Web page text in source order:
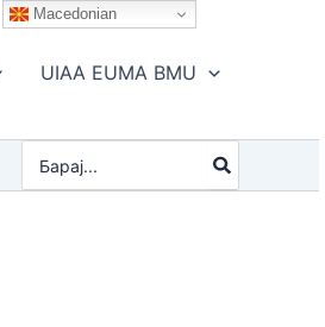
UIAA EUMA BMU
for:
Macedonian